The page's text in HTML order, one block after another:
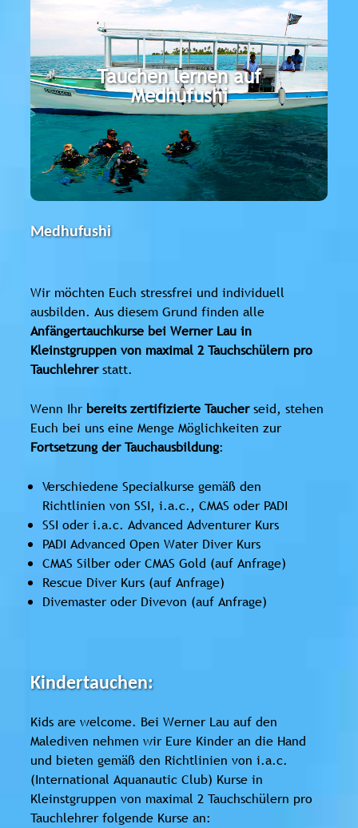
Tauchen lernen auf
Medhufushi
Medhufushi
Die Werner Lau Tauchbasis liegt auf der
Ostseite des Meemu Atolls. Mit der großen
Lagune bietet die Insel ideale Bedingung für
Tauchanfänger.
Medhufushi
Wir möchten Euch stressfrei und individuell
ausbilden. Aus diesem Grund finden alle
Anfängertauchkurse bei Werner Lau in
Kleinstgruppen von maximal 2 Tauchschülern pro
Tauchlehrerstatt.
Wenn Ihr bereits zertifizierte Taucherseid, stehen
Euch bei uns eine Menge Möglichkeiten zur
Fortsetzung der Tauchausbildung:
Verschiedene Specialkurse gemäß den
Richtlinien von SSI, i.a.c., CMAS oder PADI
SSI oder i.a.c. Advanced Adventurer Kurs
PADI Advanced Open Water Diver Kurs
CMAS Silber oder CMAS Gold (auf Anfrage)
Rescue Diver Kurs (auf Anfrage)
Divemaster oder Divevon (auf Anfrage)
Kindertauchen:
Kids are welcome. Bei Werner Lau auf den
Malediven nehmen wir Eure Kinder an die Hand
und bieten gemäß den Richtlinien von i.a.c.
(International Aquanautic Club) Kurse in
Kleinstgruppen von maximal 2 Tauchschülern pro
Tauchlehrer folgende Kurse an: